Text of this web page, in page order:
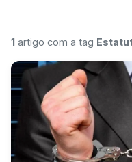
1 artigo com a tag